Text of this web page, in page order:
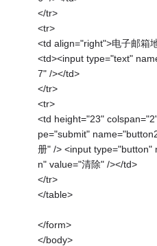
</tr>
<tr>
<td align="right">电子邮箱
<td><input type="text"
7" /></td>
</tr>
<tr>
<td height="23"
pe="submit"
册" /> <input type="button"
n" value="清除" /></td>
</tr>
</table>
</form>
</body>